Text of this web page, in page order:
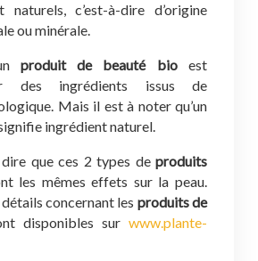
naturels, c’est-à-dire d’origine
ou minérale.
produit de beauté bioest
des ingrédients issus de
Mais il est à noter qu’un
ingrédient naturel.
que ces 2 types de produits
les mêmes effets sur la peau.
concernant les produits de
disponibles sur www.plante-